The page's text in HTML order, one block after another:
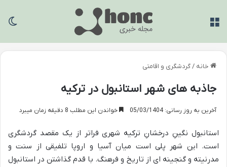
خانه /گردشگری و اقامتی
جاذبه های شهر استانبول در ترکیه
آخرین به روز رسانی: 05/03/1404 خواندن این مطلب 8 دقیقه زمان میبرد
استانبول نگینِ درخشانِ ترکیه شهری فراتر از یک مقصد گردشگری
است. این شهر پلی است میان آسیا و اروپا تلفیقی از سنت و
مدرنیته و گنجینه ای از تاریخ و فرهنگ. با قدم گذاشتن در استانبول